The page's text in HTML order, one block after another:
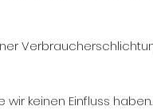
keinen Einfluss